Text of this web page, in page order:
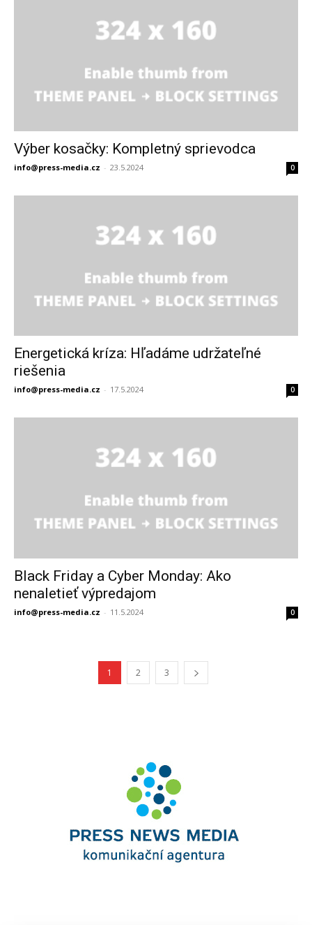
Výber kosačky: Kompletný sprievodca
info@press-media.cz - 23.5.2024 0
Energetická kríza: Hľadáme udržateľné
riešenia
info@press-media.cz - 17.5.2024 0
Black Friday a Cyber Monday: Ako
nenaletieť výpredajom
info@press-media.cz - 11.5.2024 0
1 2 3